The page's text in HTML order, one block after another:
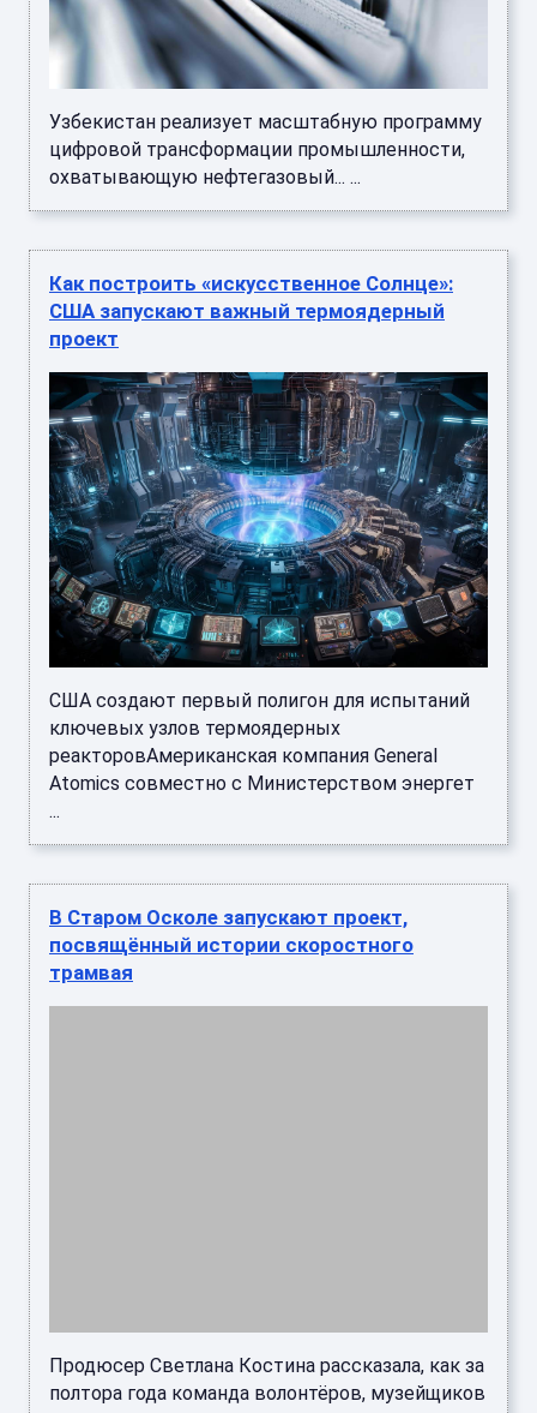
Узбекистан реализует масштабную программу
цифровой трансформации промышленности,
охватывающую нефтегазовый... ...
Как построить «искусственное Солнце»:
США запускают важный термоядерный
проект
США создают первый полигон для испытаний
ключевых узлов термоядерных
реакторовАмериканская компания General
Atomics совместно с Министерством энергет
...
В Старом Осколе запускают проект,
посвящённый истории скоростного
трамвая
Продюсер Светлана Костина рассказала, как за
полтора года команда волонтёров, музейщиков